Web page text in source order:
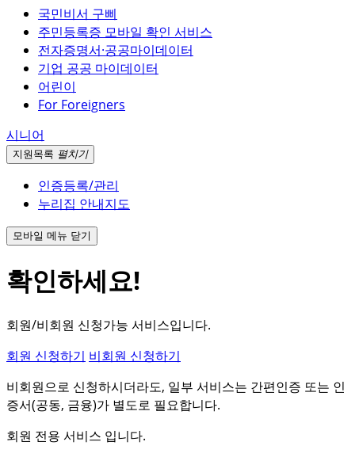
국민비서 구삐
주민등록증 모바일 확인 서비스
전자증명서·공공마이데이터
기업 공공 마이데이터
어린이
For Foreigners
시니어
지원 목록 펼치기
인증등록/관리
누리집 안내지도
모바일 메뉴 닫기
확인하세요!
회원/비회원 신청가능 서비스입니다.
회원 신청하기 비회원 신청하기
비회원으로 신청하시더라도, 일부 서비스는 간편인증 또는 인
증서(공동, 금융)가 별도로 필요합니다.
회원 전용 서비스 입니다.